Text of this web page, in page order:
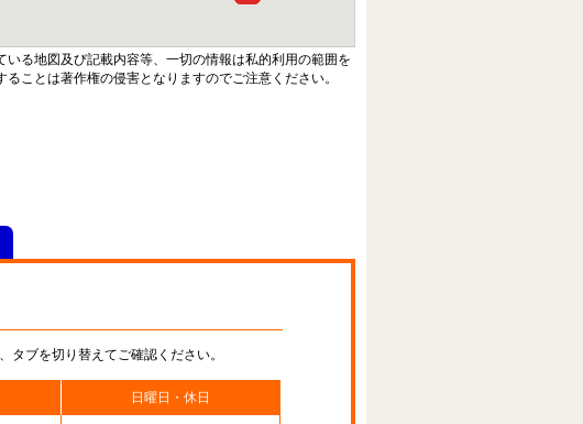
いる地図及び記載内容等、一切の情報は私的利用の範囲を
ことは著作権の侵害となりますのでご注意ください。
ブを切り替えてご確認ください。
日曜日・休日